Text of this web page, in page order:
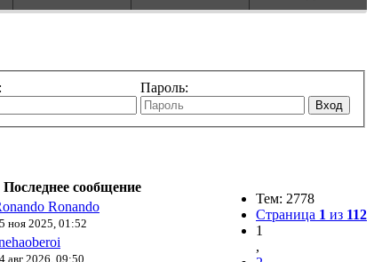
Пароль:
Вход
Тем: 2778
Страница 1 из 112
1
,
Последнее сообщение
Ronando
ноя 2025, 01:52
авг 2026, 09:50